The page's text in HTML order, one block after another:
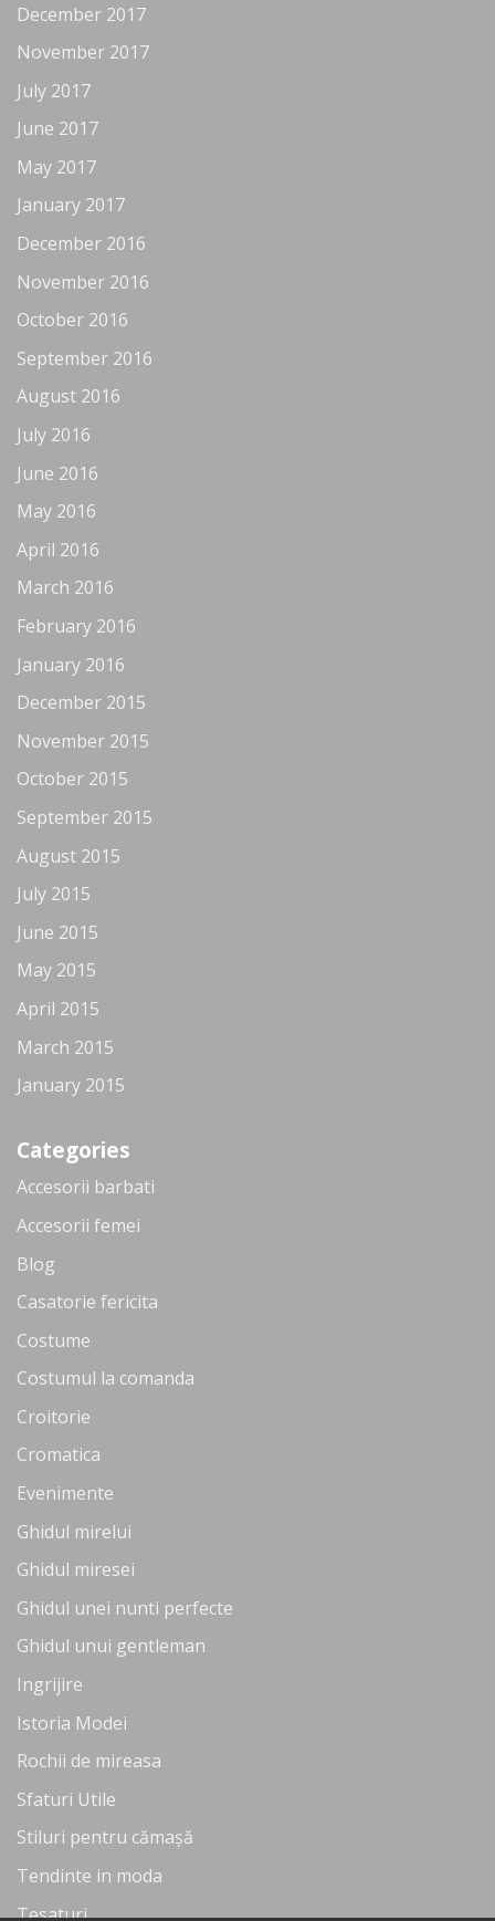
December 2017
November 2017
July 2017
June 2017
May 2017
January 2017
December 2016
November 2016
October 2016
September 2016
August 2016
July 2016
June 2016
May 2016
April 2016
March 2016
February 2016
January 2016
December 2015
November 2015
October 2015
September 2015
August 2015
July 2015
June 2015
May 2015
April 2015
March 2015
January 2015
Categories
Accesorii barbati
Accesorii femei
Blog
Casatorie fericita
Costume
Costumul la comanda
Croitorie
Cromatica
Evenimente
Ghidul mirelui
Ghidul miresei
Ghidul unei nunti perfecte
Ghidul unui gentleman
Ingrijire
Istoria Modei
Rochii de mireasa
Sfaturi Utile
Stiluri pentru cămașă
Tendinte in moda
Tesaturi